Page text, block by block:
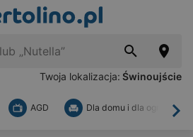
Twoja lokalizacja: Świnoujście
AGD Dla domu i dla ogrodu